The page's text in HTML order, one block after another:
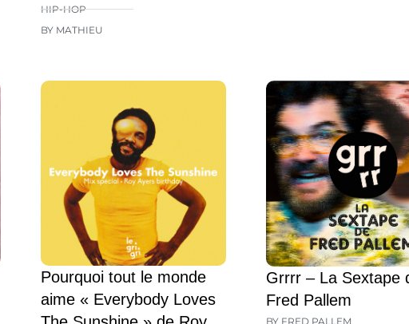
HIP-HOP
BY MATHIEU
Pourquoi tout le monde
aime « Everybody Loves
Grrrr – La Sextape
Fred Pallem
BY FRED PALLEM